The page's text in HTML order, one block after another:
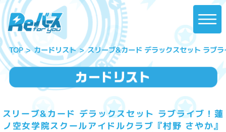
TOP カードリスト スリーブ&カード デラックスセット ラブ
スリーブ&カード デラックスセット ラブライブ！蓮
ノ空女学院スクールアイドルクラブ『村野 さやか』